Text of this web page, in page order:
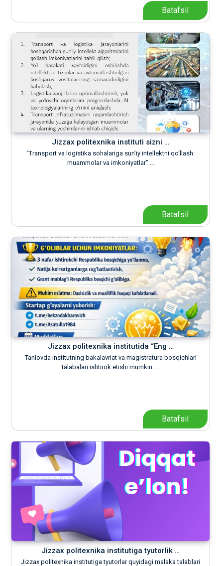
Batafsil
Jizzax politexnika instituti sizni …
“Transport va logistika sohalariga sun’iy intellektni qo‘llash:
muammolar va imkoniyatlar” …
Batafsil
Jizzax politexnika institutida “Eng …
Tanlovda institutning bakalavriat va magistratura bosqichlari
talabalari ishtirok etishi mumkin. …
Batafsil
Jizzax politexnika institutiga tyutorlik …
Jizzax politexnika institutiga tyutorlar quyidagi malaka talablari